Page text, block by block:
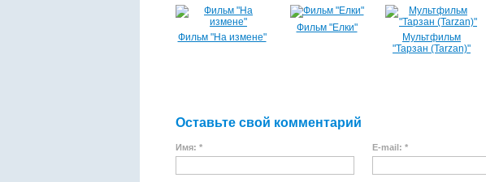
Фильм "На измене"
Фильм "Елки"
Мультфильм
"Тарзан (Tarzan)"
Оставьте свой комментарий
Имя: *
E-mail: *